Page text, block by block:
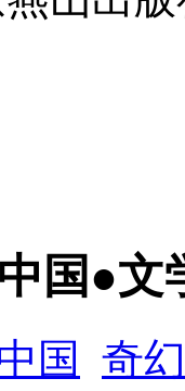
中国●文
国
奇幻